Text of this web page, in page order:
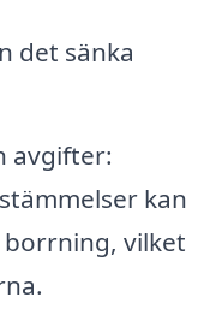
det sänka
avgifter:
kan
vilket